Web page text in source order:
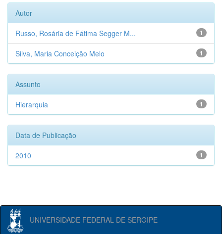
Autor
1
Russo, Rosária de Fátima Segger M...
1
Silva, Maria Conceição Melo
Assunto
1
Hierarquia
Data de Publicação
1
2010
UNIVERSIDADE FEDERAL DE SERGIPE